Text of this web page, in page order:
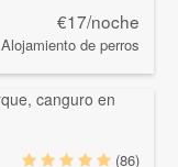
€17/noche
Alojamiento de perros
(86)